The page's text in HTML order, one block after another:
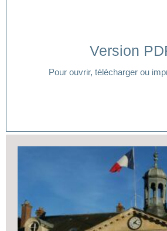
Version
Pour ouvrir, télécharger ou
Cliquer ici